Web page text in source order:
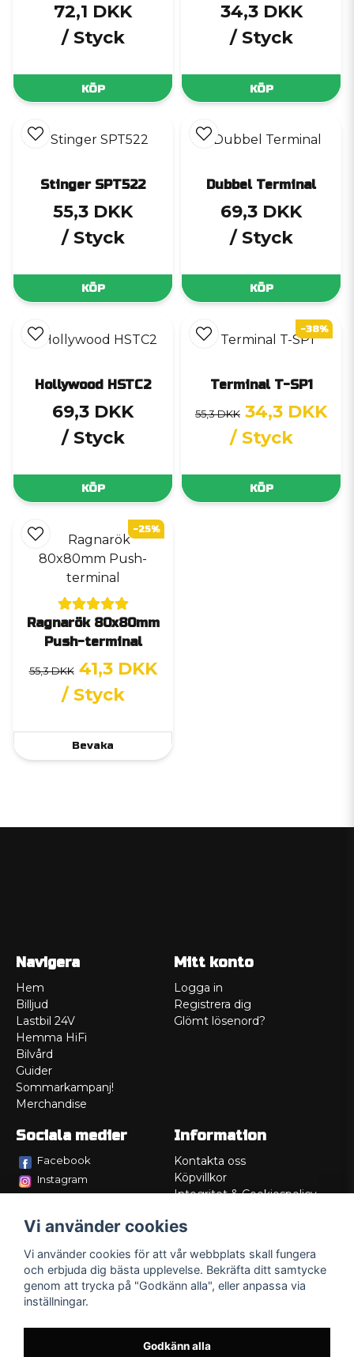
72,1 DKK
/ Styck
KÖP
34,3 DKK
/ Styck
KÖP
Stinger SPT522
55,3 DKK
/ Styck
KÖP
Dubbel Terminal
69,3 DKK
/ Styck
KÖP
Hollywood HSTC2
69,3 DKK
/ Styck
KÖP
Terminal T-SP1
55,3 DKK 34,3 DKK
/ Styck
KÖP
-38%
Ragnarök 80x80mm
Push-terminal
55,3 DKK 41,3 DKK
/ Styck
Bevaka
-25%
Navigera
Hem
Billjud
Lastbil 24V
Hemma HiFi
Bilvård
Guider
Sommarkampanj!
Merchandise
Mitt konto
Logga in
Registrera dig
Glömt lösenord?
Sociala medier
Facebook
Instagram
Information
Kontakta oss
Köpvillkor
Integritet & Cookiespolicy
Service/Garanti
Lådritning
Om oss
Vi använder cookies
Vi använder cookies för att vår webbplats skall fungera
och erbjuda dig bästa upplevelse. Bekräfta ditt samtycke
genom att trycka på "Godkänn alla", eller anpassa via
inställningar.
Godkänn alla